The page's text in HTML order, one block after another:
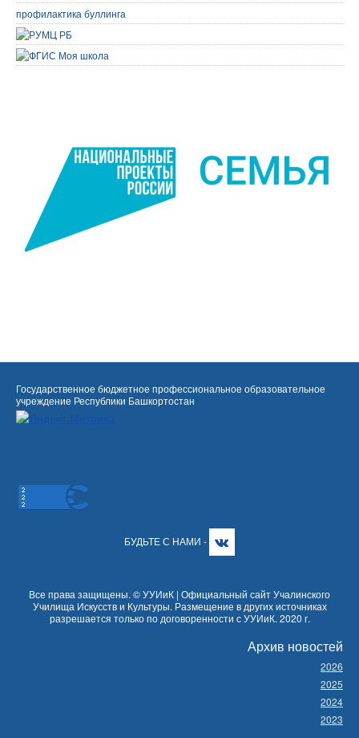
профилактика буллинга
Государственное бюджетное профессиональное образовательное
учреждение Республики Башкортостан
БУДЬТЕ С НАМИ -
Все права защищены. © УУИиК | Официальный сайт Учалинского
Училища Искусств и Культуры. Размещение в других источниках
разрешается только по договоренности с УУИиК. 2020 г.
Архив новостей
2026
2025
2024
2023